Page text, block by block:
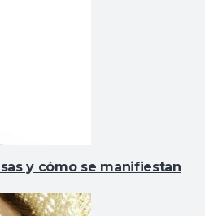
y cómo se manifiestan